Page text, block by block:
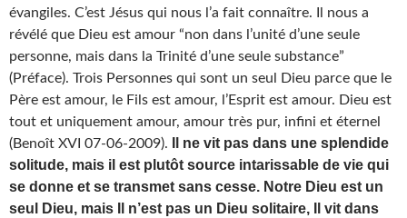
évangiles. C’est Jésus qui nous l’a fait connaître. Il nous a
révélé que Dieu est amour “non dans l’unité d’une seule
personne, mais dans la Trinité d’une seule substance”
(Préface). Trois Personnes qui sont un seul Dieu parce que le
Père est amour, le Fils est amour, l’Esprit est amour. Dieu est
tout et uniquement amour, amour très pur, infini et éternel
(Benoît XVI 07-06-2009).
Il ne vit pas dans une splendide
solitude, mais il est plutôt source intarissable de vie qui
se donne et se transmet sans cesse. Notre Dieu est un
seul Dieu, mais Il n’est pas un Dieu solitaire, Il vit dans